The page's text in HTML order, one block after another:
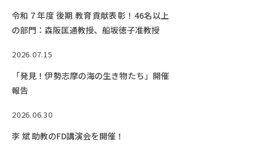
CENTERS
PAMPHLET
令和７年度 後期 教育貢献表彰！46名以上
の部門：森阪匡通教授、船坂徳子准教授
2026.07.15
「発見！伊勢志摩の海の生き物たち」開催
報告
2026.06.30
李 斌 助教のFD講演会を開催！